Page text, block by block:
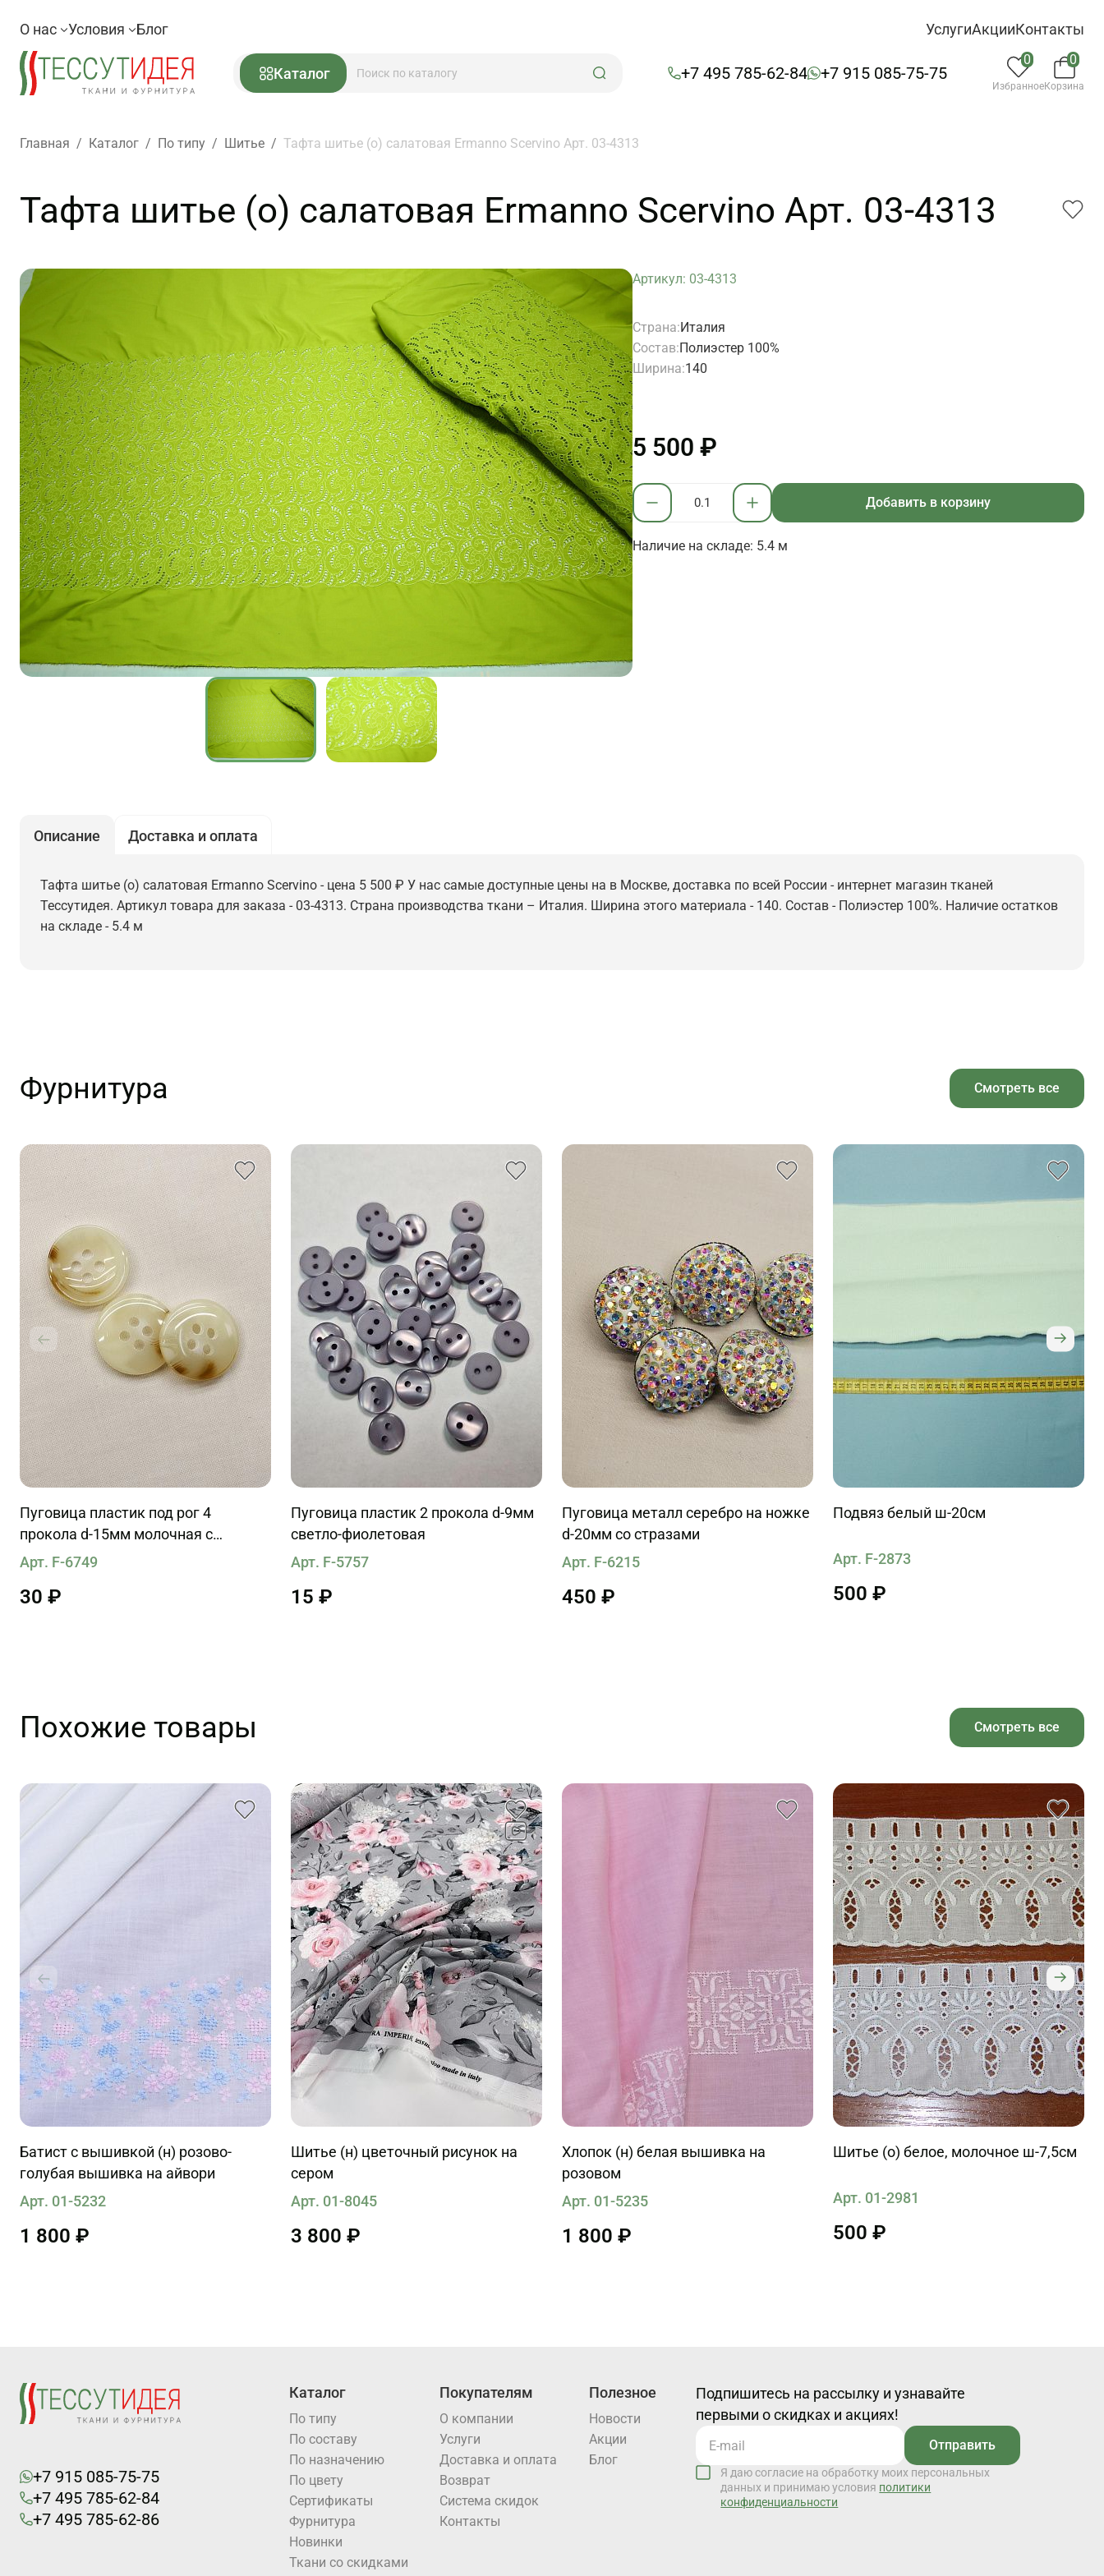
О нас Условия Блог УслугиАкцииКонтакты
Каталог +7 495 785-62-84 +7 915 085-75-75
0
Избранное
0
Корзина
Главная / Каталог / По типу / Шитье / Тафта шитье (о) салатовая Ermanno Scervino Арт. 03-4313
Тафта шитье (о) салатовая Ermanno Scervino Арт. 03-4313
Артикул: 03-4313
Страна:Италия
Состав:Полиэстер 100%
Ширина:140
5 500 ₽
Добавить в корзину
Наличие на складе: 5.4 м
Описание Доставка и оплата
Тафта шитье (о) салатовая Ermanno Scervino - цена 5 500 ₽ У нас самые доступные цены на в Москве, доставка по всей России - интернет магазин тканей
Тессутидея. Артикул товара для заказа - 03-4313. Страна производства ткани – Италия. Ширина этого материала - 140. Состав - Полиэстер 100%. Наличие остатков
на складе - 5.4 м
Фурнитура Смотреть все
Пуговица пластик под рог 4
прокола d-15мм молочная с
коричневыми вкраплениями
Арт. F-6749
30 ₽
Пуговица пластик 2 прокола d-9мм
светло-фиолетовая
Арт. F-5757
15 ₽
Пуговица металл серебро на ножке
d-20мм со стразами
Арт. F-6215
450 ₽
Подвяз белый ш-20см
Арт. F-2873
500 ₽
Похожие товары Смотреть все
Батист с вышивкой (н) розово-
голубая вышивка на айвори
Арт. 01-5232
1 800 ₽
Шитье (н) цветочный рисунок на
сером
Арт. 01-8045
3 800 ₽
Хлопок (н) белая вышивка на
розовом
Арт. 01-5235
1 800 ₽
Шитье (о) белое, молочное ш-7,5см
Арт. 01-2981
500 ₽
+7 915 085-75-75
+7 495 785-62-84
+7 495 785-62-86
Каталог
По типу
По составу
По назначению
По цвету
Cертификаты
Фурнитура
Новинки
Ткани со скидками
Покупателям
О компании
Услуги
Доставка и оплата
Возврат
Система скидок
Контакты
Полезное
Новости
Акции
Блог
Подпишитесь на рассылку и узнавайте
первыми о скидках и акциях!
Отправить
Я даю согласие на обработку моих персональных
данных и принимаю условия политики
конфиденциальности